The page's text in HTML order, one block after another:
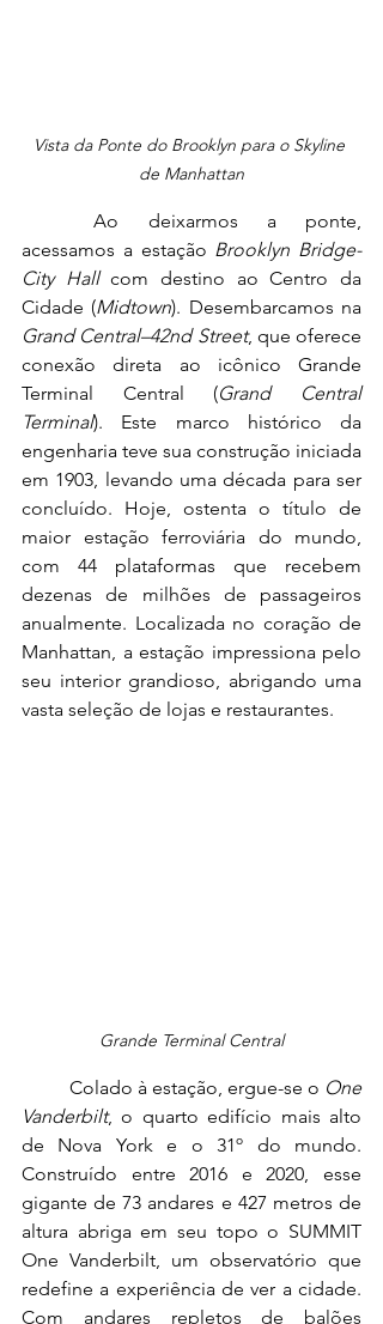
Vista da Ponte do Brooklyn para o Skyline
de Manhattan
	Ao deixarmos a ponte,
acessamos a estação Brooklyn Bridge-
City Hall com destino ao Centro da
Cidade (Midtown
Grand Central–42nd Street, que oferece
conexão direta ao icônico Grande
Terminal Central (Grand Central
Terminal). Este marco histórico da
engenharia teve sua construção iniciada
em 1903, levando uma década para ser
concluído. Hoje, ostenta o título de
maior estação ferroviária do mundo,
com 44 plataformas que recebem
dezenas de milhões de passageiros
anualmente. Localizada no coração de
Manhattan, a estação impressiona pelo
seu interior grandioso, abrigando uma
vasta seleção de lojas e restaurantes.
Grande Terminal Central
	Colado à estação, ergue-se o
One
Vanderbilt, o quarto edifício mais alto
de Nova York e o 31º do mundo.
Construído entre 2016 e 2020, esse
gigante de 73 andares e 427 metros de
altura abriga em seu topo o SUMMIT
One Vanderbilt, um observatório que
redefine a experiência de ver a cidade.
Com andares repletos de balões